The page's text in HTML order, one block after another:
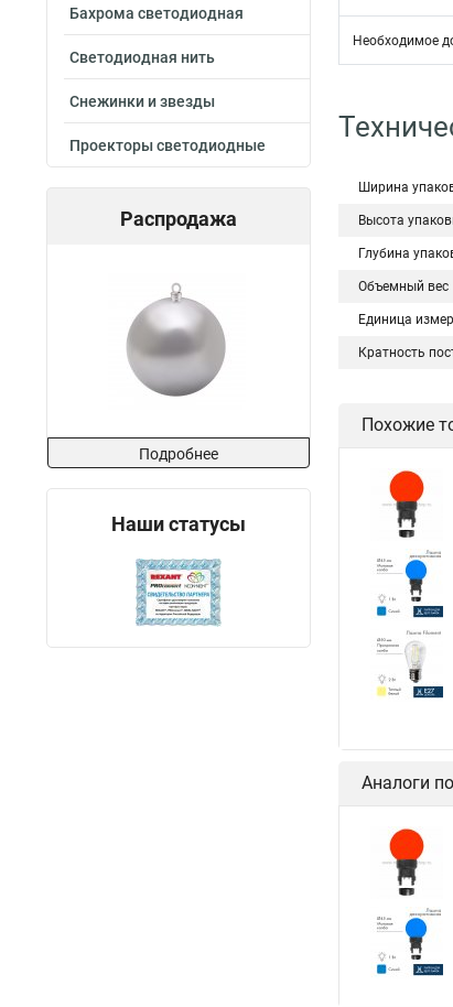
Бахрома светодиодная
Светодиодная нить
Снежинки и звезды
Проекторы светодиодные
Распродажа
Подробнее
Наши статусы
Необходимое
Ширина
Высота
Глубина
Объемный вес
Единица
Кратность
Похожие
Аналоги